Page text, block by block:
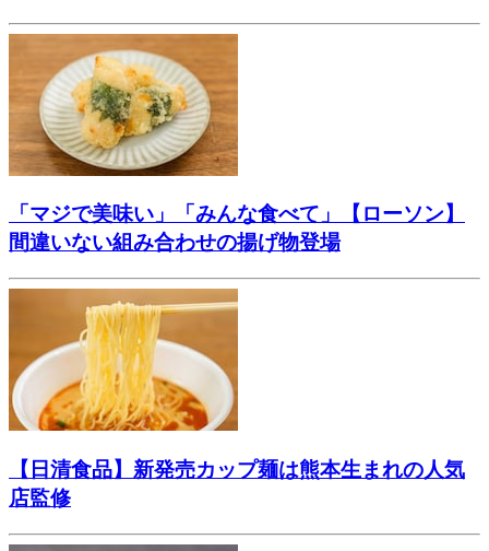
「マジで美味い」「みんな食べて」【ローソン】
間違いない組み合わせの揚げ物登場
【日清食品】新発売カップ麺は熊本生まれの人気
店監修